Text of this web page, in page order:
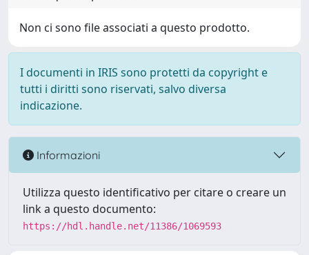
Non ci sono file associati a questo prodotto.
I documenti in IRIS sono protetti da copyright e
tutti i diritti sono riservati, salvo diversa
indicazione.
Informazioni
Utilizza questo identificativo per citare o creare un
link a questo documento:
https://hdl.handle.net/11386/1069593